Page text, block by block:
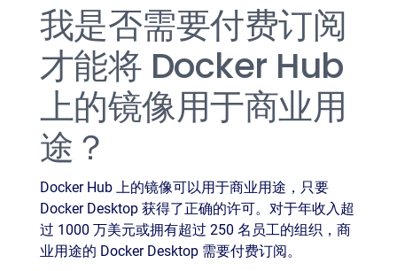
我是否需要付费订阅
才能将 Docker Hub
上的镜像用于商业用
途？
Docker Hub 上的镜像可以用于商业用途，只要
Docker Desktop 获得了正确的许可。对于年收入超
过 1000 万美元或拥有超过 250 名员工的组织，商
业用途的 Docker Desktop 需要付费订阅。